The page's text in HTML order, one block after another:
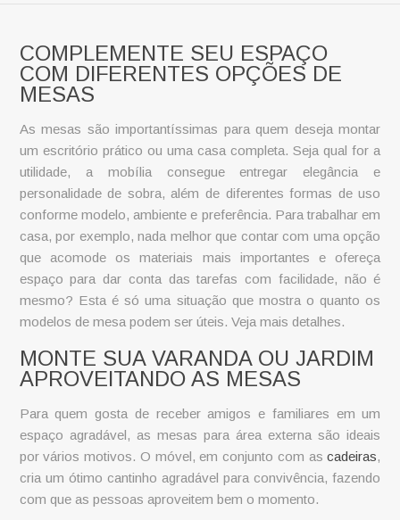
COMPLEMENTE SEU ESPAÇO
COM DIFERENTES OPÇÕES DE
MESAS
As mesas são importantíssimas para quem deseja montar
um escritório prático ou uma casa completa. Seja qual for a
utilidade, a mobília consegue entregar elegância e
personalidade de sobra, além de diferentes formas de uso
conforme modelo, ambiente e preferência. Para trabalhar em
casa, por exemplo, nada melhor que contar com uma opção
que acomode os materiais mais importantes e ofereça
espaço para dar conta das tarefas com facilidade, não é
mesmo? Esta é só uma situação que mostra o quanto os
modelos de mesa podem ser úteis. Veja mais detalhes.
MONTE SUA VARANDA OU JARDIM
APROVEITANDO AS MESAS
Para quem gosta de receber amigos e familiares em um
espaço agradável, as mesas para área externa são ideais
por vários motivos. O móvel, em conjunto com ascadeiras,
cria um ótimo cantinho agradável para convivência, fazendo
com que as pessoas aproveitem bem o momento.